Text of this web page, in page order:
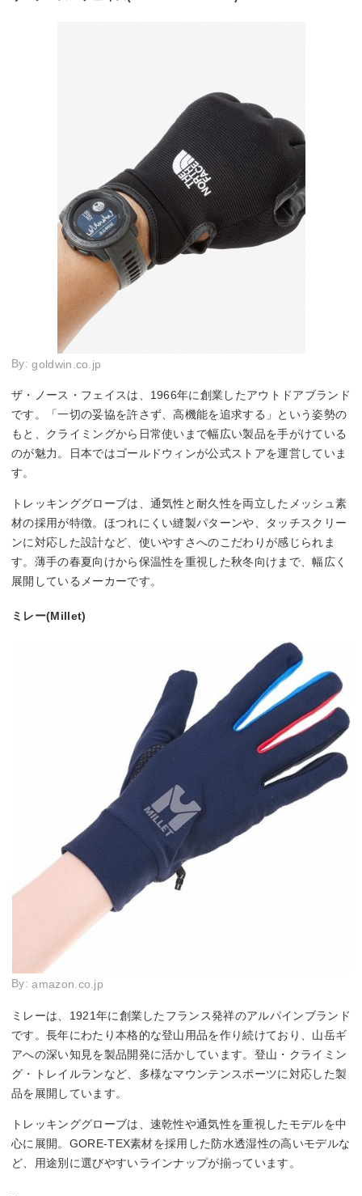
By:goldwin.co.jp
ザ・ノース・フェイスは、1966年に創業したアウトドアブランド
です。「一切の妥協を許さず、高機能を追求する」という姿勢の
もと、クライミングから日常使いまで幅広い製品を手がけている
のが魅力。日本ではゴールドウィンが公式ストアを運営していま
す。
トレッキンググローブは、通気性と耐久性を両立したメッシュ素
材の採用が特徴。ほつれにくい縫製パターンや、タッチスクリー
ンに対応した設計など、使いやすさへのこだわりが感じられま
す。薄手の春夏向けから保温性を重視した秋冬向けまで、幅広く
展開しているメーカーです。
ミレー(Millet)
By:amazon.co.jp
ミレーは、1921年に創業したフランス発祥のアルパインブランド
です。長年にわたり本格的な登山用品を作り続けており、山岳ギ
アへの深い知見を製品開発に活かしています。登山・クライミン
グ・トレイルランなど、多様なマウンテンスポーツに対応した製
品を展開しています。
トレッキンググローブは、速乾性や通気性を重視したモデルを中
心に展開。GORE-TEX素材を採用した防水透湿性の高いモデルな
ど、用途別に選びやすいラインナップが揃っています。